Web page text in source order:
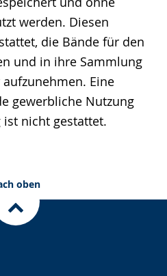
werden. Diesen
die Bände für den
und in ihre Sammlung
Eine
gewerbliche Nutzung
nicht gestattet.
oben